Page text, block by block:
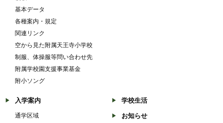
基本データ
各種案内・規定
関連リンク
空から見た附属天王寺小学校
制服、体操服等問い合わせ先
附属学校園支援事業基金
附小ソング
入学案内
通学区域
学校生活
お知らせ